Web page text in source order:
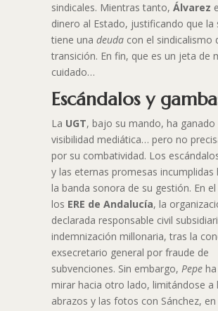
sindicales. Mientras tanto, Álvarez
dinero al Estado, justificando que la
tiene una deudacon el sindicalismo
transición. En fin, que es un jeta de
cuidado…
Escándalos y
La UGT, bajo su mando, ha ganado
visibilidad mediática… pero no
por su combatividad. Los
y las eternas promesas incumplidas
la banda sonora de su gestión. En
los ERE de Andalucía, la
declarada responsable civil
indemnización millonaria, tras la
exsecretario general por fraude de
subvenciones. Sin embargo, Pepeha
mirar hacia otro lado, limitándose a
abrazos y las fotos con Sánchez, en